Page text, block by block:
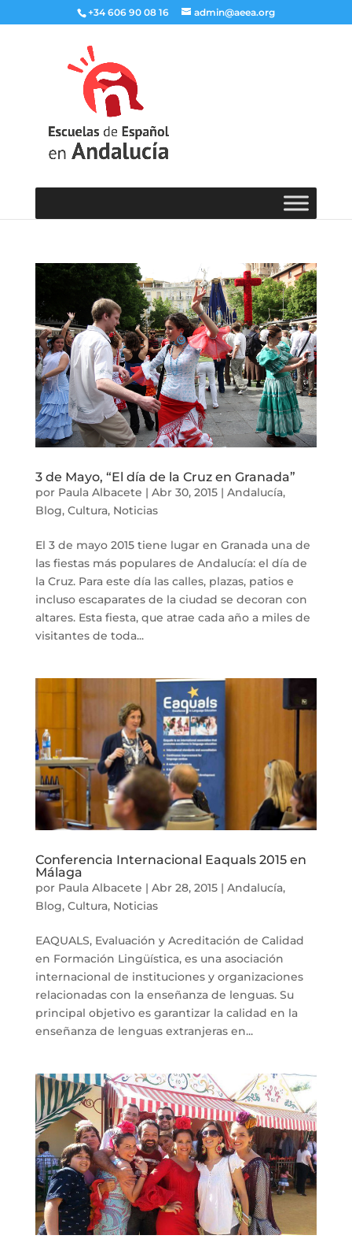
+34 606 90 08 16 admin@aeea.org
3 de Mayo, “El día de la Cruz en Granada”
por Paula Albacete | Abr 30, 2015| Andalucía,
Blog, Cultura, Noticias
El 3 de mayo 2015 tiene lugar en Granada una de
las fiestas más populares de Andalucía: el día de
la Cruz. Para este día las calles, plazas, patios e
incluso escaparates de la ciudad se decoran con
altares. Esta fiesta, que atrae cada año a miles de
visitantes de toda...
Conferencia Internacional Eaquals 2015 en
Málaga
por Paula Albacete | Abr 28, 2015| Andalucía,
Blog, Cultura, Noticias
EAQUALS, Evaluación y Acreditación de Calidad
en Formación Lingüística, es una asociación
internacional de instituciones y organizaciones
relacionadas con la enseñanza de lenguas. Su
principal objetivo es garantizar la calidad en la
enseñanza de lenguas extranjeras en...